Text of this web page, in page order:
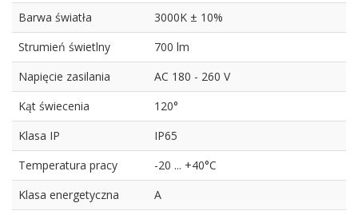
Barwa światła
3000K ± 10%
Strumień świetlny
700 lm
Napięcie zasilania
AC 180 - 260 V
Kąt świecenia
120°
Klasa IP
IP65
Temperatura pracy
-20 ... +40°C
Klasa energetyczna
A